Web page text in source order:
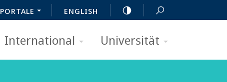
PORTALE ENGLISH
International Universität